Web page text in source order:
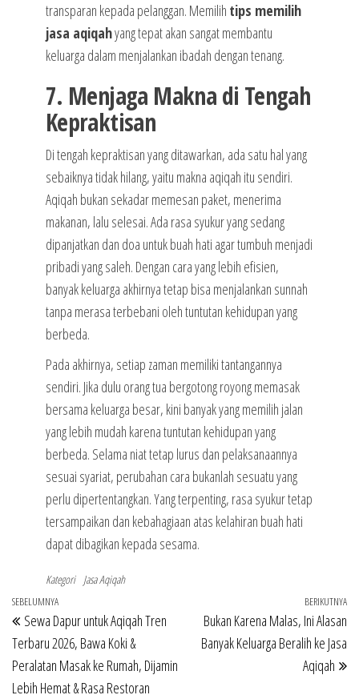
transparan kepada pelanggan. Memilih tips memilih
jasa aqiqahyang tepat akan sangat membantu
keluarga dalam menjalankan ibadah dengan tenang.
7. Menjaga Makna di Tengah
Kepraktisan
Di tengah kepraktisan yang ditawarkan, ada satu hal yang
sebaiknya tidak hilang, yaitu makna aqiqah itu sendiri.
Aqiqah bukan sekadar memesan paket, menerima
makanan, lalu selesai. Ada rasa syukur yang sedang
dipanjatkan dan doa untuk buah hati agar tumbuh menjadi
pribadi yang saleh. Dengan cara yang lebih efisien,
banyak keluarga akhirnya tetap bisa menjalankan sunnah
tanpa merasa terbebani oleh tuntutan kehidupan yang
berbeda.
Pada akhirnya, setiap zaman memiliki tantangannya
sendiri. Jika dulu orang tua bergotong royong memasak
bersama keluarga besar, kini banyak yang memilih jalan
yang lebih mudah karena tuntutan kehidupan yang
berbeda. Selama niat tetap lurus dan pelaksanaannya
sesuai syariat, perubahan cara bukanlah sesuatu yang
perlu dipertentangkan. Yang terpenting, rasa syukur tetap
tersampaikan dan kebahagiaan atas kelahiran buah hati
dapat dibagikan kepada sesama.
Kategori Jasa Aqiqah
Navigasi
pos
Pos
Sebelumnya
SEBELUMNYA
Sewa Dapur untuk Aqiqah Tren
Terbaru 2026, Bawa Koki &
Peralatan Masak ke Rumah, Dijamin
Lebih Hemat & Rasa Restoran
BERIKUTNYA
Bukan Karena Malas, Ini Alasan
Banyak Keluarga Beralih ke Jasa
Aqiqah